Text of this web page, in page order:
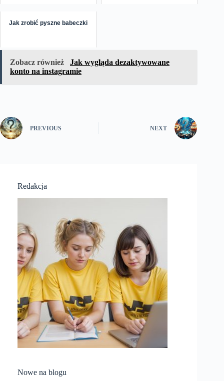
Jak zrobić pyszne babeczki
Zobacz również
Jak wygląda dezaktywowane
konto na instagramie
PREVIOUS NEXT
Redakcja
Nowe na blogu